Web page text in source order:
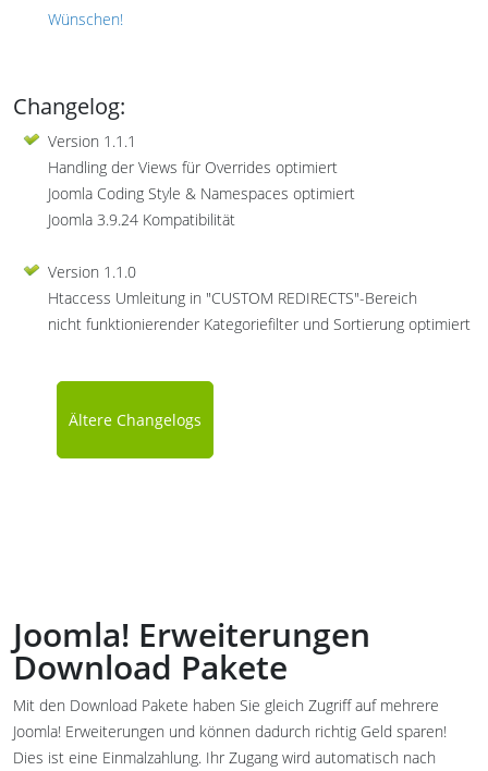
Wünschen!
Changelog:
Version 1.1.1
Handling der Views für Overrides optimiert
Joomla Coding Style & Namespaces optimiert
Joomla 3.9.24 Kompatibilität
Version 1.1.0
Htaccess Umleitung in "CUSTOM REDIRECTS"-Bereich
nicht funktionierender Kategoriefilter und Sortierung optimiert
Ältere Changelogs
Joomla! Erweiterungen
Download Pakete
Mit den Download Pakete haben Sie gleich Zugriff auf mehrere
Joomla! Erweiterungen und können dadurch richtig Geld sparen!
Dies ist eine Einmalzahlung. Ihr Zugang wird automatisch nach